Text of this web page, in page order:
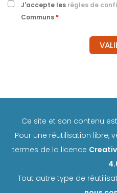
J'accepte les règles de
Communs *
Ce site et son contenu
Pour une réutilisation libre,
termes de la licence
Tout autre type de